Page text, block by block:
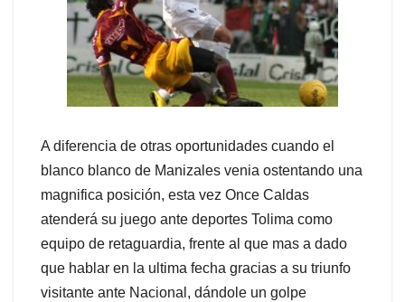
A diferencia de otras oportunidades cuando el
blanco blanco de Manizales venia ostentando una
magnifica posición, esta vez Once Caldas
atenderá su juego ante deportes Tolima como
equipo de retaguardia, frente al que mas a dado
que hablar en la ultima fecha gracias a su triunfo
visitante ante Nacional, dándole un golpe